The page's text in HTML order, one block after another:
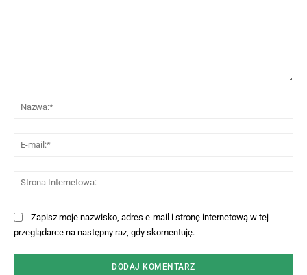
Zapisz moje nazwisko, adres e-mail i stronę internetową w tej
przeglądarce na następny raz, gdy skomentuję.